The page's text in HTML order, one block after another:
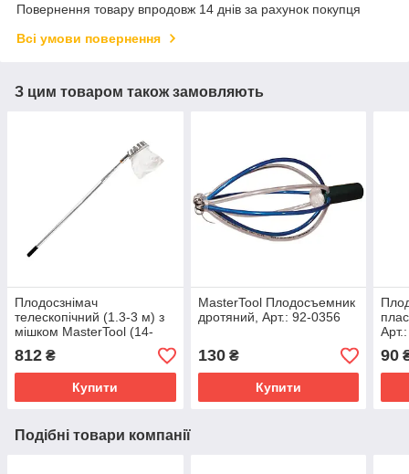
Повернення товару впродовж 14 днів за рахунок покупця
Всі умови повернення
З цим товаром також замовляють
Плодосзнімач
телескопічний (1.3-3 м) з
мішком MasterTool (14-
6802)
812 ₴
Купити
MasterTool Плодосъемник
дротяний, Арт.: 92-0356
130₴
Купити
90
Подібні товари компанії